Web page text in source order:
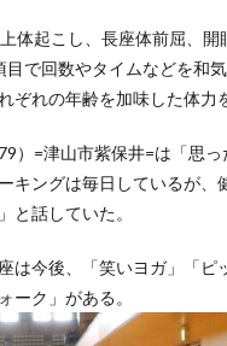
体起こし、長座体前屈、開
目で回数やタイムなどを和
ぞれの年齢を加味した体力
）=津山市紫保井=は「思っ
キングは毎日しているが、
と話していた。
は今後、「笑いヨガ」「ピ
ーク」がある。